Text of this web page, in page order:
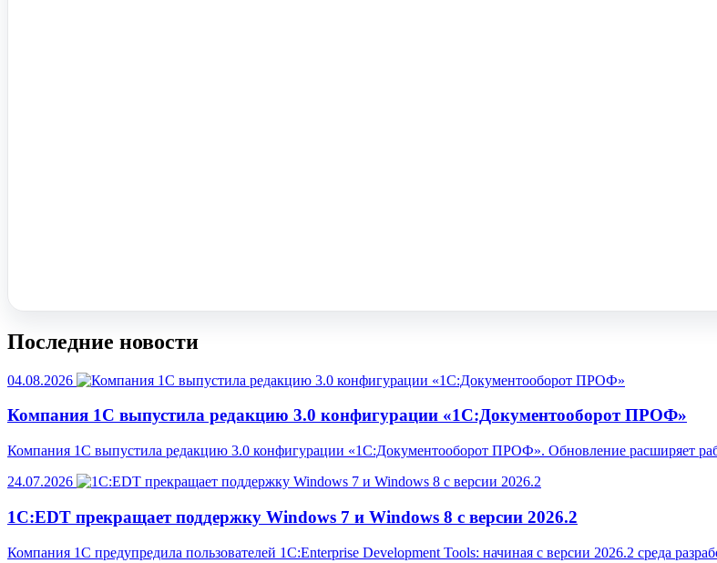
Последние новости
04.08.2026
Компания 1С выпустила редакцию 3.0 конфигурации «1С:Документооборот ПРОФ»
Компания 1С выпустила редакцию 3.0 конфигурации «1С:Документооборот ПРОФ». Обновление расширяет
24.07.2026
1С:EDT прекращает поддержку Windows 7 и Windows 8 с версии 2026.2
Компания 1С предупредила пользователей 1C:Enterprise Development Tools: начиная с версии 2026.2 среда